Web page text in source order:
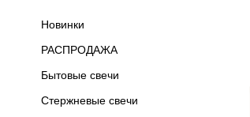
Новинки
РАСПРОДАЖА
Бытовые свечи
Стержневые свечи